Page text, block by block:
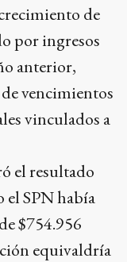
de
por ingresos
anterior,
vencimientos
vinculados a
el resultado
el SPN había
$754.956
equivaldría